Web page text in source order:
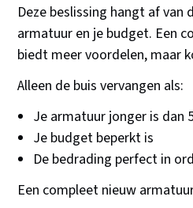
Deze beslissing hangt af van
armatuur en je budget. Een
biedt meer voordelen, maar
Alleen de buis vervangen als:
Je armatuur jonger is dan
Je budget beperkt is
De bedrading perfect in
Een compleet nieuw